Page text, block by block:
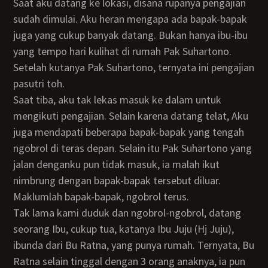
sudah dimulai. Aku heran mengapa ada bapak-bapak
juga yang cukup banyak datang. Bukan hanya ibu-ibu
yang tempo hari kulihat di rumah Pak Suhartono.
Setelah kutanya Pak Suhartono, ternyata ini pengajian
pasutri toh.
Saat tiba, aku tak lekas masuk ke dalam untuk
mengikuti pengajian. Selain karena datang telat, Aku
juga mendapati beberapa bapak-bapak yang tengah
ngobrol di teras depan. Selain itu Pak Suhartono yang
jalan denganku pun tidak masuk, ia malah ikut
nimbrung dengan bapak-bapak tersebut diluar.
Maklumlah bapak-bapak, ngobrol terus.
Tak lama kami duduk dan ngobrol-ngobrol, datang
seorang Ibu, cukup tua, katanya Ibu Juju (Hj Juju),
ibunda dari Bu Ratna, yang punya rumah. Ternyata, Bu
Ratna selain tinggal dengan 3 orang anaknya, ia pun